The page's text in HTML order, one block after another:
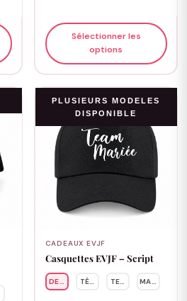
Sélectionner les
options
PLUSIEURS MODELES
DISPONIBLE
CADEAUX EVJF
Casquettes EVJF – Script
DEMOISELLETÉMOIN TEAM MARIÉE